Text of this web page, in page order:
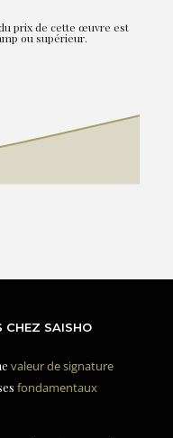
prix de cette œuvre est
ou supérieur.
CHEZ SAISHO
valeur de signature
fondamentaux